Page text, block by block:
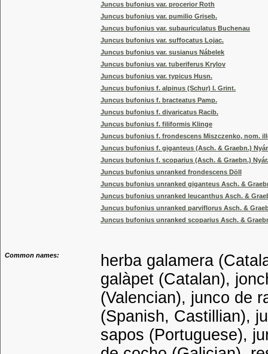
Juncus bufonius var. procerior Roth
Juncus bufonius var. pumilio Griseb.
Juncus bufonius var. subauriculatus Buchenau
Juncus bufonius var. suffocatus Lojac.
Juncus bufonius var. susianus Nábelek
Juncus bufonius var. tuberiferus Krylov
Juncus bufonius var. typicus Husn.
Juncus bufonius f. alpinus (Schur) I. Grint.
Juncus bufonius f. bracteatus Pamp.
Juncus bufonius f. divaricatus Racib.
Juncus bufonius f. filiformis Klinge
Juncus bufonius f. frondescens Miszczenko, nom.
Juncus bufonius f. giganteus (Asch. & Graebn.)
Juncus bufonius f. scoparius (Asch. & Graebn.) Nyár.
Juncus bufonius unranked frondescens Döll
Juncus bufonius unranked giganteus Asch. &
Juncus bufonius unranked leucanthus Asch. &
Juncus bufonius unranked parviflorus Asch. &
Juncus bufonius unranked scoparius Asch. &
Common names:
herba galamera
galàpet (Catalan),
(Valencian), junco de
(Spanish, Castillian),
sapos (Portuguese),